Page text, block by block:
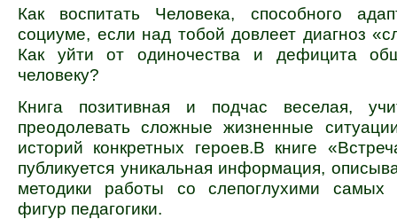
Как воспитать Человека, способного
социуме, если над тобой довлеет диагноз
Как уйти от одиночества и дефицита
человеку?
Книга позитивная и подчас веселая,
преодолевать сложные жизненные
историй конкретных героев.В книге
публикуется уникальная информация,
методики работы со слепоглухими самых
фигур педагогики.